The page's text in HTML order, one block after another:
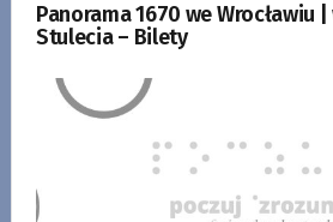
Panorama 1670 we Wrocławiu
Stulecia – Bilety